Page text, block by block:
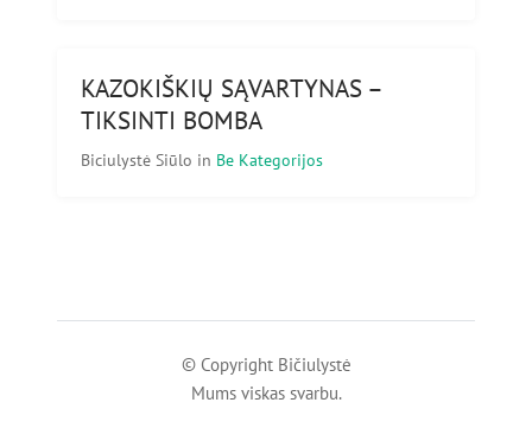
KAZOKIŠKIŲ SĄVARTYNAS –
TIKSINTI BOMBA
Biciulystė Siūlo in Be Kategorijos
© Copyright Bičiulystė
Mums viskas svarbu.